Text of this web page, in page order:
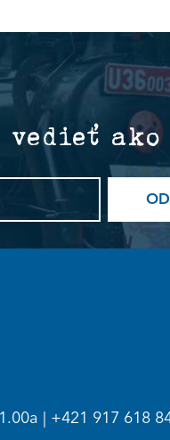
vedieť
| +421 917 618